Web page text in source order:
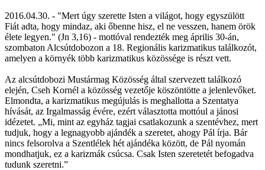
2016.04.30. - "Mert úgy szerette Isten a világot, hogy egyszülött
Fiát adta, hogy mindaz, aki őbenne hisz, el ne vesszen, hanem örök
élete legyen." (Jn 3,16) - mottóval rendezték meg április 30-án,
szombaton Alcsútdobozon a 18. Regionális karizmatikus találkozót,
amelyen a környék több karizmatikus közössége is részt vett.
Az alcsútdobozi Mustármag Közösség által szervezett találkozó
elején, Cseh Kornél a közösség vezetője köszöntötte a jelenlevőket.
Elmondta, a karizmatikus megújulás is meghallotta a Szentatya
hívását, az Irgalmasság évére, ezért választotta mottóul a jánosi
idézetet. „Mi, mint az egyház tagjai csatlakozunk a szentévhez, mert
tudjuk, hogy a legnagyobb ajándék a szeretet, ahogy Pál írja. Bár
nincs felsorolva a Szentlélek hét ajándéka között, de Pál nyomán
mondhatjuk, ez a karizmák csúcsa. Csak Isten szeretetét befogadva
tudunk szeretni.”